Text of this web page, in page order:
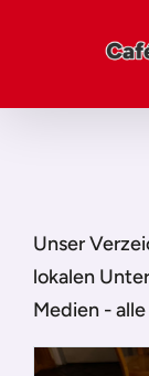
Unser
lokalen
Medien -